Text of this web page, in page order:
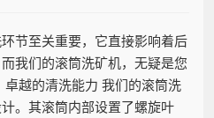
节至关重要，它直接影响着后
我们的滚筒洗矿机，无疑是您
越的清洗能力 我们的滚筒洗
。其滚筒内部设置了螺旋叶